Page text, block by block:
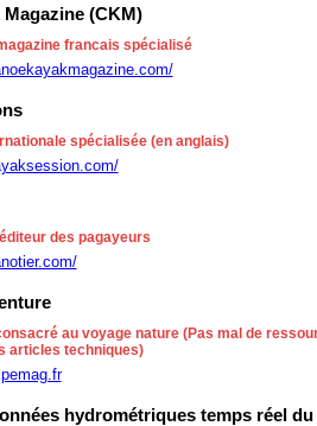
(CKM)
francais spécialisé
spécialisée (en anglais)
des pagayeurs
au voyage nature (Pas mal de
articles techniques)
hydrométriques temps réel